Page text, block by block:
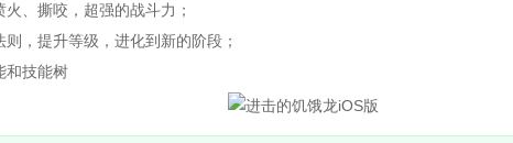
、撕咬，超强的战斗力；
提升等级，进化到新的阶段；
技能树